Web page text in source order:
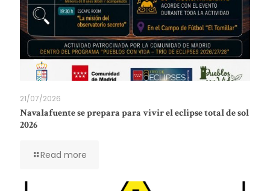
21/07/2026
Navalafuente se prepara para vivir el eclipse total de sol
2026
Read more